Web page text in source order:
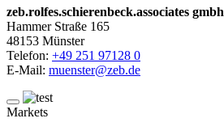
zeb.rolfes.schierenbeck.associates gmbh
Hammer Straße 165
48153 Münster
Telefon: +49 251 97128 0
E-Mail: muenster@zeb.de
Markets